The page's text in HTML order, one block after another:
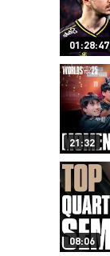
01:28:47
21:32
08:06